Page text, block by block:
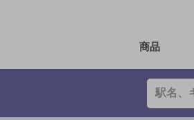
商品